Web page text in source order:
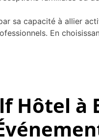
sa capacité à allier
En
Hôtel à